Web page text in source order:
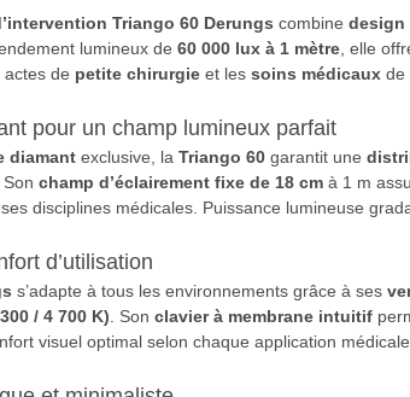
Triango 60 Derungs combine design
lumineux de 60 000 lux à 1 mètre , elle
actes de petite chirurgie et les soins médicaux de
pour un champ lumineux parfait
diamant exclusive, la Triango 60 garantit une
champ d’éclairement fixe de 18 cm à 1 m
disciplines médicales. Puissance lumineuse
d’utilisation
s’adapte à tous les environnements grâce à ses
/ 4 700 K) . Son clavier à membrane intuitif
visuel optimal selon chaque application médicale.